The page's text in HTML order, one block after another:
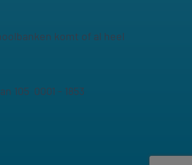
komt of al heel
105 0001 - 1853